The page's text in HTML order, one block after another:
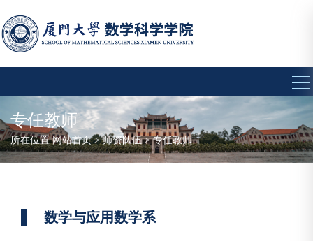
专任教师
所在位置网站首页>师资队伍>专任教师
数学与应用数学系